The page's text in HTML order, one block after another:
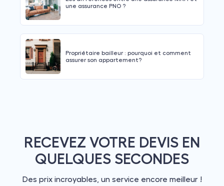
une assurance PNO ?
Propriétaire bailleur : pourquoi et comment
assurer son appartement?
RECEVEZ VOTRE DEVIS EN
QUELQUES SECONDES
Des prix incroyables, un service encore meilleur !